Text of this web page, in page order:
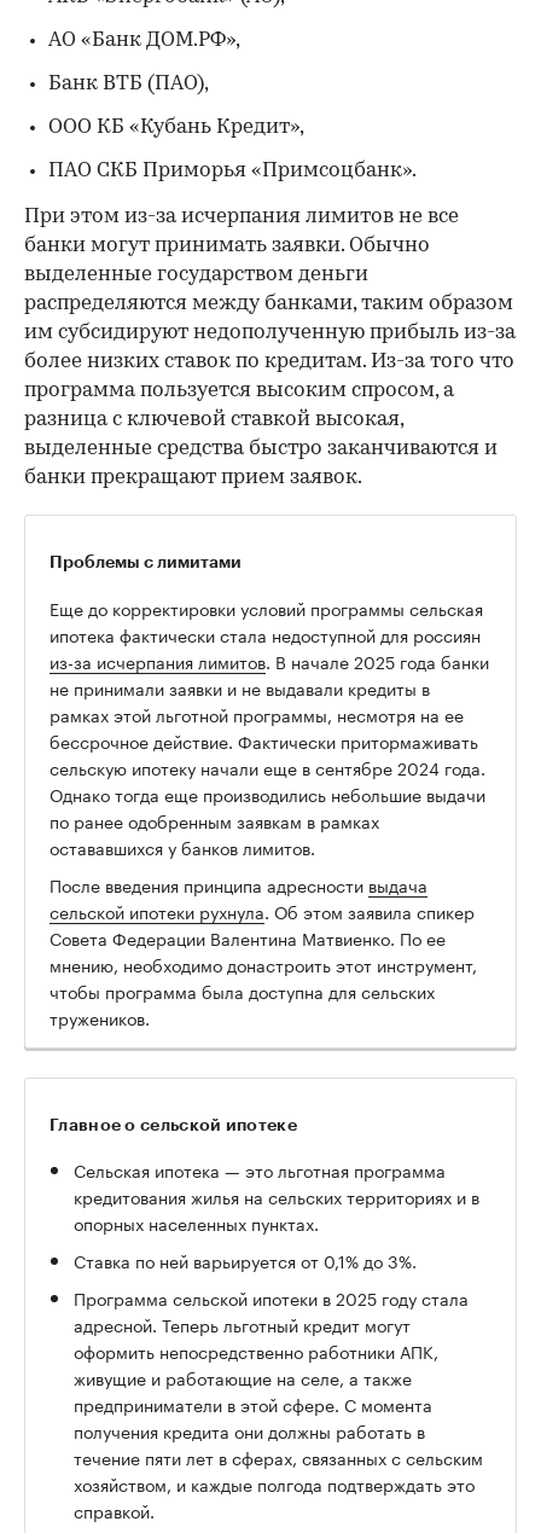
АО «Банк ДОМ.РФ»,
Банк ВТБ (ПАО),
ООО КБ «Кубань Кредит»,
ПАО СКБ Приморья «Примсоцбанк».
При этом из-за исчерпания лимитов не все
банки могут принимать заявки. Обычно
выделенные государством деньги
распределяются между банками, таким образом
им субсидируют недополученную прибыль из-за
более низких ставок по кредитам. Из-за того что
программа пользуется высоким спросом, а
разница с ключевой ставкой высокая,
выделенные средства быстро заканчиваются и
банки прекращают прием заявок.
Проблемы с лимитами
Еще до корректировки условий программы сельская
ипотека фактически стала недоступной для россиян
из-за исчерпания лимитов. В начале 2025 года банки
не принимали заявки и не выдавали кредиты в
рамках этой льготной программы, несмотря на ее
бессрочное действие. Фактически притормаживать
сельскую ипотеку начали еще в сентябре 2024 года.
Однако тогда еще производились небольшие выдачи
по ранее одобренным заявкам в рамках
остававшихся у банков лимитов.
После введения принципа адресности выдача
сельской ипотеки рухнула. Об этом заявила спикер
Совета Федерации Валентина Матвиенко. По ее
мнению, необходимо донастроить этот инструмент,
чтобы программа была доступна для сельских
тружеников.
Главное о сельской ипотеке
Сельская ипотека — это льготная программа
кредитования жилья на сельских территориях и в
опорных населенных пунктах.
Ставка по ней варьируется от 0,1% до 3%.
Программа сельской ипотеки в 2025 году стала
адресной. Теперь льготный кредит могут
оформить непосредственно работники АПК,
живущие и работающие на селе, а также
предприниматели в этой сфере. С момента
получения кредита они должны работать в
течение пяти лет в сферах, связанных с сельским
хозяйством, и каждые полгода подтверждать это
справкой.